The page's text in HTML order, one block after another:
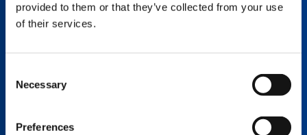
provided to them or that they’ve collected from your use
of their services.
Selection
Necessary
Preferences